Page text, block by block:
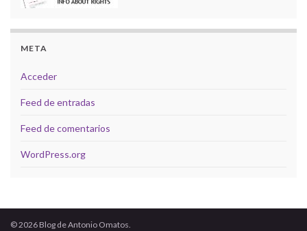
META
Acceder
Feed de entradas
Feed de comentarios
WordPress.org
© 2026 Blog de Antonio Omatos.